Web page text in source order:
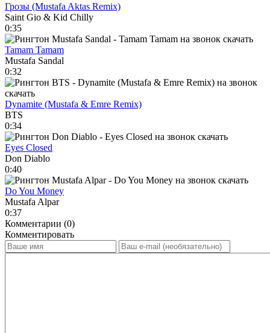
Грозы (Mustafa Aktas Remix)
Saint Gio & Kid Chilly
0:35
Tamam Tamam
Mustafa Sandal
0:32
Dynamite (Mustafa & Emre Remix)
BTS
0:34
Eyes Closed
Don Diablo
0:40
Do You Money
Mustafa Alpar
0:37
Комментарии (0)
Комментировать